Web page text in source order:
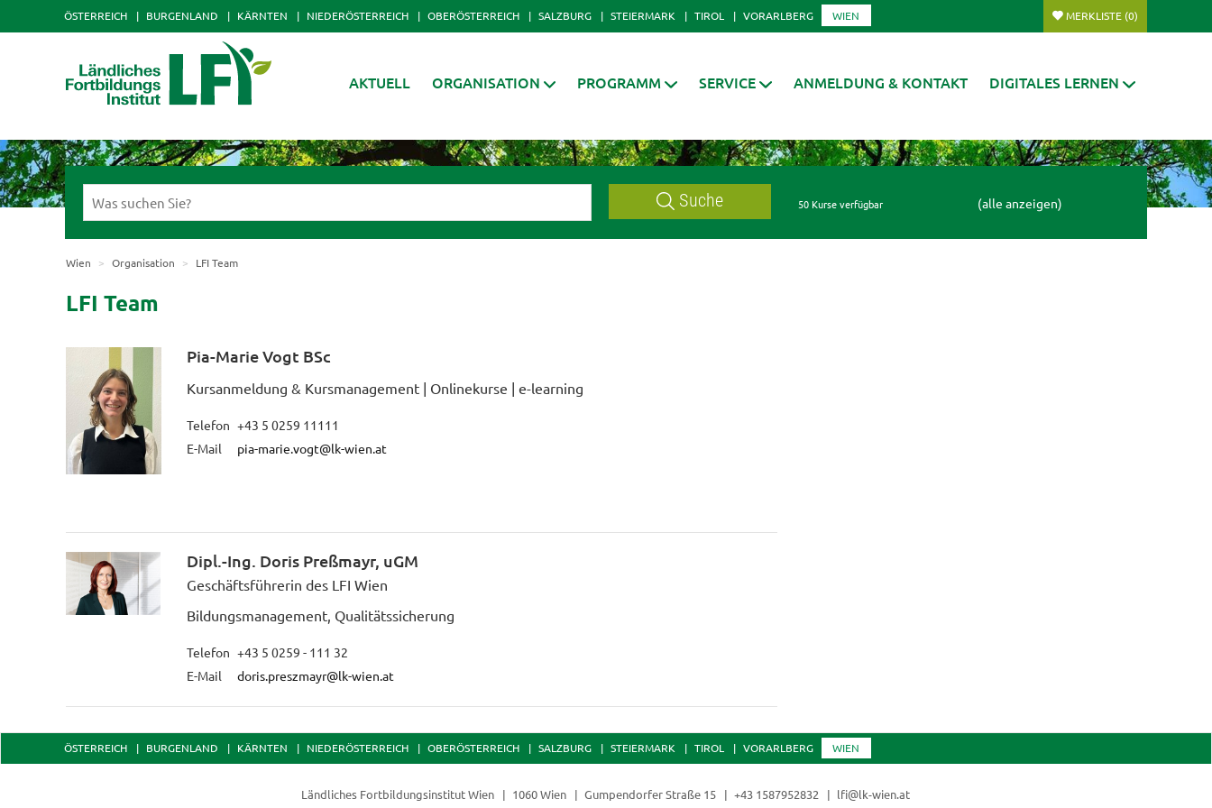
ÖSTERREICH BURGENLAND KÄRNTEN NIEDERÖSTERREICH OBERÖSTERREICH SALZBURG STEIERMARK TIROL VORARLBERG WIEN MERKLISTE (0)
AKTUELL ORGANISATION PROGRAMM SERVICE ANMELDUNG & KONTAKT DIGITALES LERNEN
Suche 50 Kurse verfügbar (alle anzeigen)
Wien Organisation LFI Team
LFI Team
Pia-Marie Vogt BSc
Kursanmeldung & Kursmanagement | Onlinekurse | e-learning
Telefon +43 5 0259 11111
E-Mail
pia-marie.vogt@lk-wien.at
Dipl.-Ing. Doris Preßmayr, uGM
Geschäftsführerin des LFI Wien
Bildungsmanagement, Qualitätssicherung
Telefon +43 5 0259 - 111 32
E-Mail
doris.preszmayr@lk-wien.at
ÖSTERREICH BURGENLAND KÄRNTEN NIEDERÖSTERREICH OBERÖSTERREICH SALZBURG STEIERMARK TIROL VORARLBERG WIEN
Ländliches Fortbildungsinstitut Wien 1060 Wien Gumpendorfer Straße 15 +43 1587952832 lfi@lk-wien.at